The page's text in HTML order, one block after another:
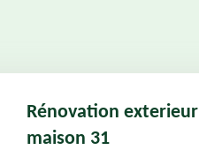
Rénovation exterieur
maison 31